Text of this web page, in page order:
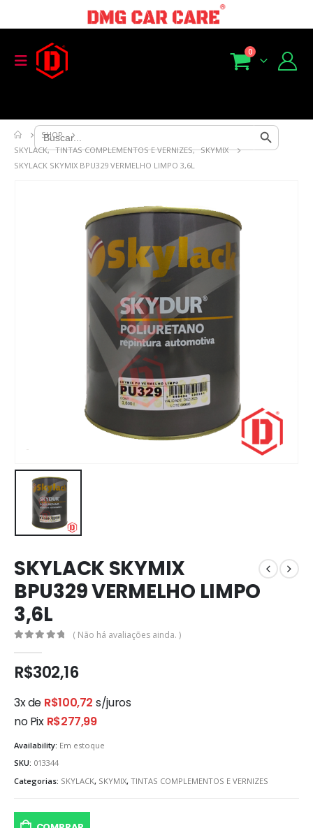
Search
for:
Search Button
0
SHOP
SKYLACK, TINTAS COMPLEMENTOS E VERNIZES, SKYMIX
SKYLACK SKYMIX BPU329 VERMELHO LIMPO 3,6L
SKYLACK SKYMIX
BPU329 VERMELHO LIMPO
3,6L
( Não há avaliações ainda. )
R$302,16
3x de R$100,72 s/juros
no Pix R$277,99
Availability: Em estoque
SKU: 013344
Categorias: SKYLACK, SKYMIX, TINTAS COMPLEMENTOS E VERNIZES